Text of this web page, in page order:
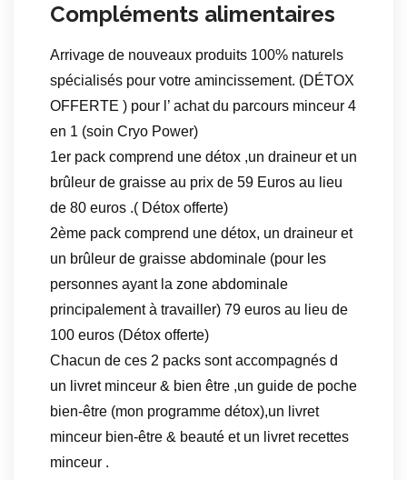
Compléments alimentaires
Arrivage de nouveaux produits 100% naturels
spécialisés pour votre amincissement. (DÉTOX
OFFERTE ) pour l’ achat du parcours minceur 4
en 1 (soin Cryo Power)
1er pack comprend une détox ,un draineur et un
brûleur de graisse au prix de 59 Euros au lieu
de 80 euros .( Détox offerte)
2ème pack comprend une détox, un draineur et
un brûleur de graisse abdominale (pour les
personnes ayant la zone abdominale
principalement à travailler) 79 euros au lieu de
100 euros (Détox offerte)
Chacun de ces 2 packs sont accompagnés d
un livret minceur & bien être ,un guide de poche
bien-être (mon programme détox),un livret
minceur bien-être & beauté et un livret recettes
minceur .